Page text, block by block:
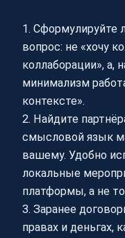
1. Сформулируйте
вопрос: не «хочу
коллаборации», а,
минимализм
контексте».
2. Найдите
смысловой язык
вашему. Удобно
локальные
платформы, а не
3. Заранее
правах и деньгах,